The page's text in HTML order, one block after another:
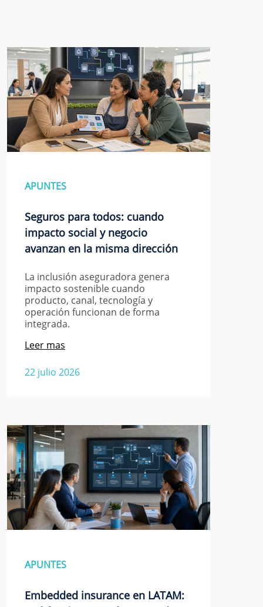
APUNTES
Seguros para todos: cuando
impacto social y negocio
avanzan en la misma dirección
La inclusión aseguradora genera
impacto sostenible cuando
producto, canal, tecnología y
operación funcionan de forma
integrada.
22 julio 2026
Leer mas
APUNTES
Embedded insurance en LATAM: